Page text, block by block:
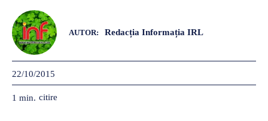
AUTOR: Redacția Informația IRL
22/10/2015
1 min. citire